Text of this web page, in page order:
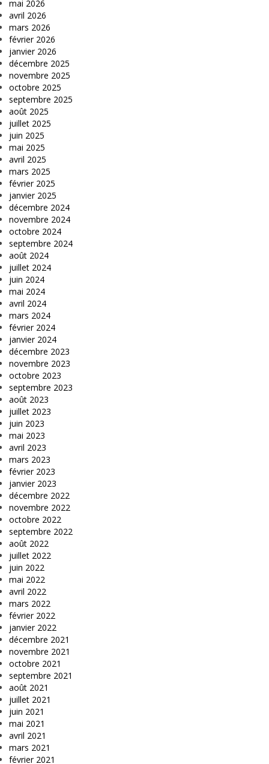
mai 2026
avril 2026
mars 2026
février 2026
janvier 2026
décembre 2025
novembre 2025
octobre 2025
septembre 2025
août 2025
juillet 2025
juin 2025
mai 2025
avril 2025
mars 2025
février 2025
janvier 2025
décembre 2024
novembre 2024
octobre 2024
septembre 2024
août 2024
juillet 2024
juin 2024
mai 2024
avril 2024
mars 2024
février 2024
janvier 2024
décembre 2023
novembre 2023
octobre 2023
septembre 2023
août 2023
juillet 2023
juin 2023
mai 2023
avril 2023
mars 2023
février 2023
janvier 2023
décembre 2022
novembre 2022
octobre 2022
septembre 2022
août 2022
juillet 2022
juin 2022
mai 2022
avril 2022
mars 2022
février 2022
janvier 2022
décembre 2021
novembre 2021
octobre 2021
septembre 2021
août 2021
juillet 2021
juin 2021
mai 2021
avril 2021
mars 2021
février 2021